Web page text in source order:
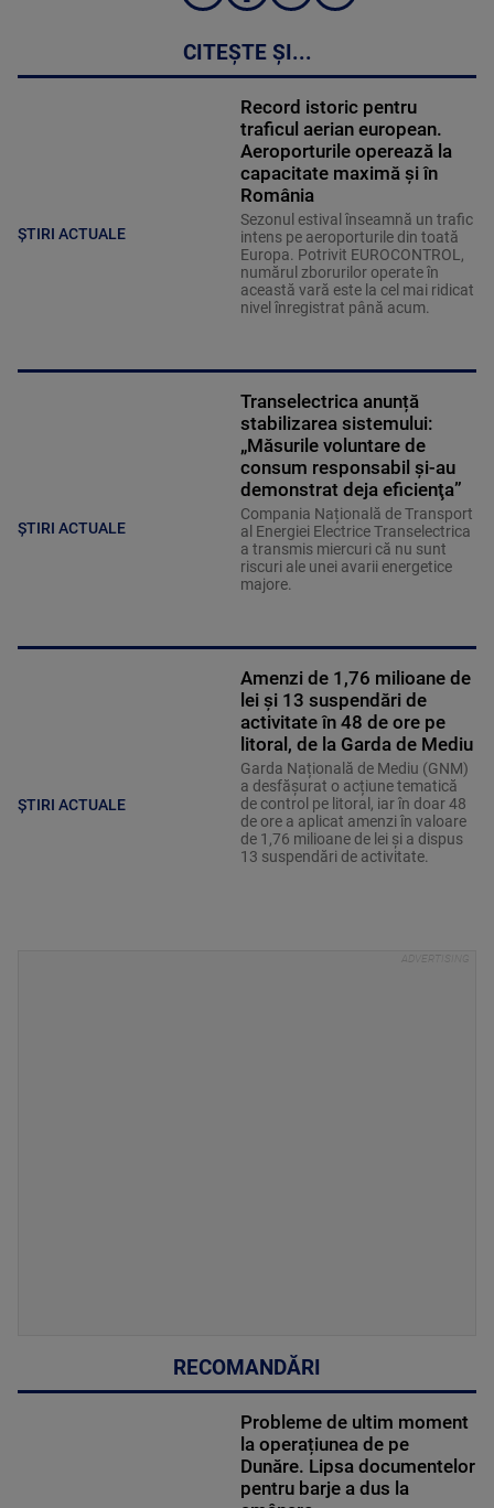
CITEȘTE ȘI...
ȘTIRI ACTUALE
Record istoric pentru
traficul aerian european.
Aeroporturile operează la
capacitate maximă și în
România
Sezonul estival înseamnă un trafic
intens pe aeroporturile din toată
Europa. Potrivit EUROCONTROL,
numărul zborurilor operate în
această vară este la cel mai ridicat
nivel înregistrat până acum.
ȘTIRI ACTUALE
Transelectrica anunță
stabilizarea sistemului:
„Măsurile voluntare de
consum responsabil şi-au
demonstrat deja eficienţa”
Compania Națională de Transport
al Energiei Electrice Transelectrica
a transmis miercuri că nu sunt
riscuri ale unei avarii energetice
majore.
ȘTIRI ACTUALE
Amenzi de 1,76 milioane de
lei și 13 suspendări de
activitate în 48 de ore pe
litoral, de la Garda de Mediu
Garda Națională de Mediu (GNM)
a desfășurat o acțiune tematică
de control pe litoral, iar în doar 48
de ore a aplicat amenzi în valoare
de 1,76 milioane de lei și a dispus
13 suspendări de activitate.
RECOMANDĂRI
Probleme de ultim moment
la operațiunea de pe
Dunăre. Lipsa documentelor
pentru barje a dus la